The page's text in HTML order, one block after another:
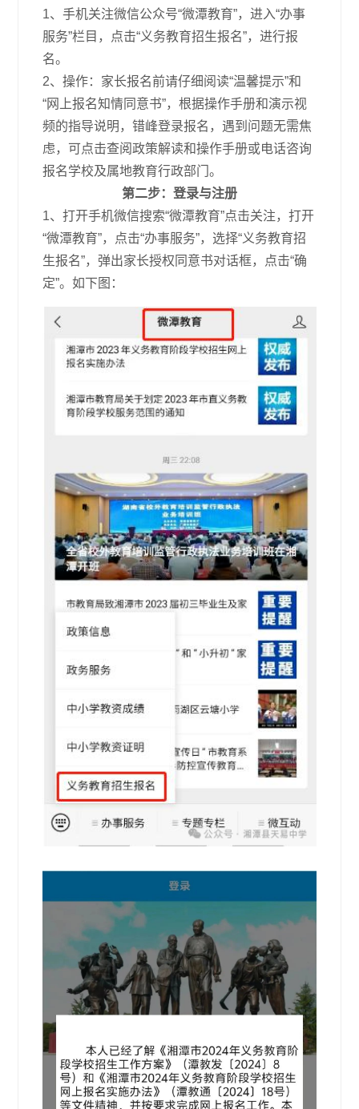
1、手机关注微信公众号“微潭教育”，进入“办事
服务”栏目，点击“义务教育招生报名”，进行报
名。
2、操作：家长报名前请仔细阅读“温馨提示”和
“网上报名知情同意书”，根据操作手册和演示视
频的指导说明，错峰登录报名，遇到问题无需焦
虑，可点击查阅政策解读和操作手册或电话咨询
报名学校及属地教育行政部门。
第二步：登录与注册
1、打开手机微信搜索“微潭教育”点击关注，打开
“微潭教育”，点击“办事服务”，选择“义务教育招
生报名”，弹出家长授权同意书对话框，点击“确
定”。如下图：